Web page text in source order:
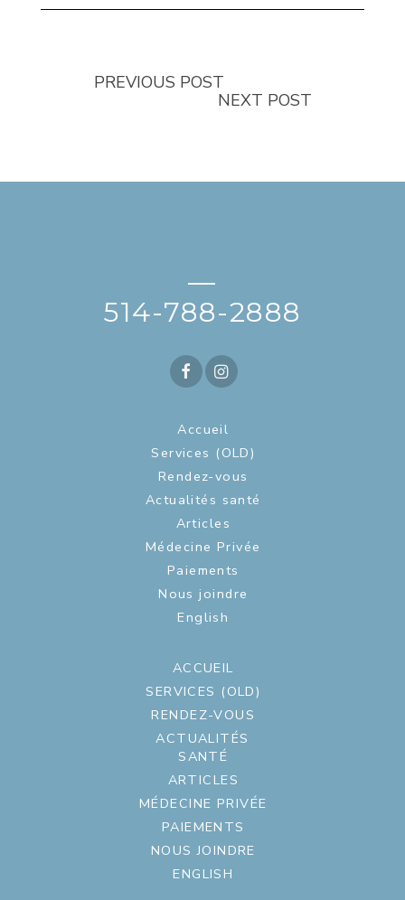
PREVIOUS POST
NEXT POST
—
514-788-2888
Accueil
Services (OLD)
Rendez-vous
Actualités santé
Articles
Médecine Privée
Paiements
Nous joindre
English
ACCUEIL
SERVICES (OLD)
RENDEZ-VOUS
ACTUALITÉS
SANTÉ
ARTICLES
MÉDECINE PRIVÉE
PAIEMENTS
NOUS JOINDRE
ENGLISH